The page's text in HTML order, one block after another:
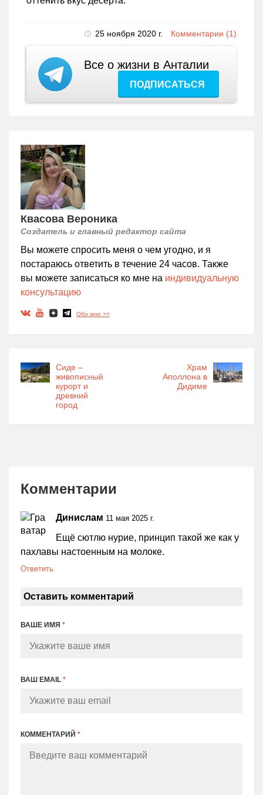
25 ноября 2020 г. Комментарии (1)
Все о жизни в Анталии
ПОДПИСАТЬСЯ
Квасова Вероника
Создатель и главный редактор сайта
Вы можете спросить меня о чем угодно, и я
постараюсь ответить в течение 24 часов. Также
вы можете записаться ко мне на индивидуальную
консультацию
Обо мне >>
Сиде –
живописный
курорт и
древний
город
Храм
Аполлона в
Дидиме
Комментарии
Динислам 11 мая 2025 г.
Ещё сютлю нурие, принцип такой же как у
пахлавы настоенным на молоке.
Ответить
Оставить комментарий
ВАШЕ ИМЯ *
ВАШ EMAIL *
КОММЕНТАРИЙ *